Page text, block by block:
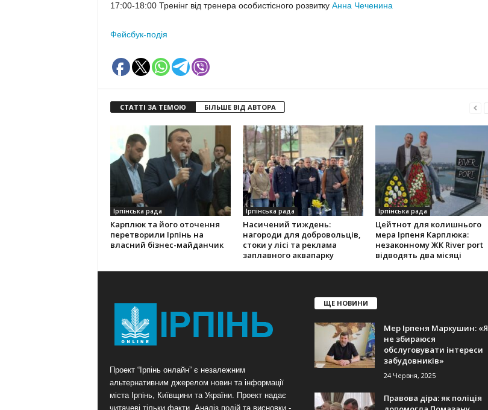
17:00-18:00 Тренінг від тренера особистісного розвитку Анна Чеченина
Фейсбук-подія
СТАТТІ ЗА ТЕМОЮ БІЛЬШЕ ВІД АВТОРА
Ірпінська рада
Карплюк та його оточення
перетворили Ірпінь на
власний бізнес-майданчик
Ірпінська рада
Насичений тиждень:
нагороди для добровольців,
стоки у лісі та реклама
заплавного аквапарку
Ірпінська рада
Цейтнот для колишнього
мера Ірпеня Карплюка:
незаконному ЖК River port
відводять два місяці
Проект “Ірпінь онлайн” є незалежним
альтернативним джерелом новин та інформації
міста Ірпінь, Київщини та України. Проект надає
читачеві тільки факти. Аналіз подій та висновки -
ЩЕ НОВИНИ
Мер Ірпеня Маркушин: «Я
не збираюся
обслуговувати інтереси
забудовників»
24 Червня, 2025
Правова діра: як поліція